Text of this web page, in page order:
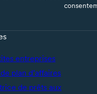
entreprises
plan d’affaires
de prêts aux